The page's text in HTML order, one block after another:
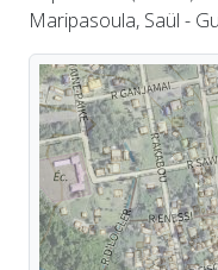
Maripasoula, Saül -